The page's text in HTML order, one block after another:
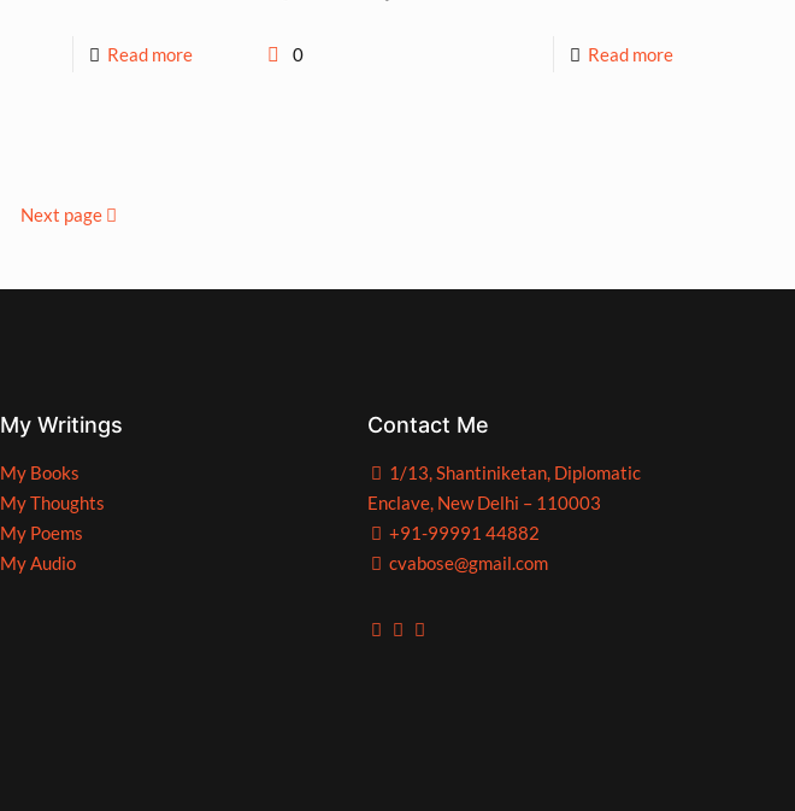
Read more 0 Read more
Next page
My Writings
My Books
My Thoughts
My Poems
My Audio
Contact Me
1/13, Shantiniketan, Diplomatic
Enclave, New Delhi – 110003
+91-99991 44882
cvabose@gmail.com